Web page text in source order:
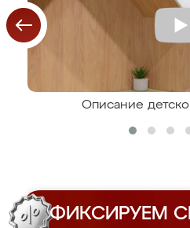
Описание
ФИКСИРУЕМ